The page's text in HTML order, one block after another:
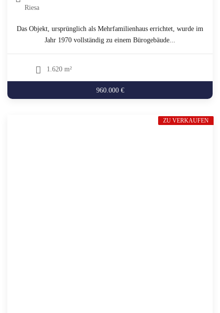
Riesa
Das Objekt, ursprünglich als Mehrfamilienhaus errichtet, wurde im
Jahr 1970 vollständig zu einem Bürogebäude...
1.620 m²
960.000 €
ZU VERKAUFEN